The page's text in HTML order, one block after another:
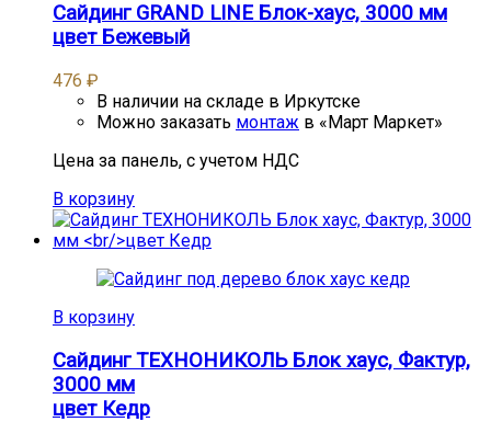
Сайдинг GRAND LINE Блок-хаус, 3000 мм
цвет Бежевый
476 ₽
В наличии на складе в Иркутске
Можно заказать монтаж в «Март Маркет»
Цена за панель, с учетом НДС
В корзину
В корзину
Сайдинг ТЕХНОНИКОЛЬ Блок хаус, Фактур,
3000 мм
цвет Кедр